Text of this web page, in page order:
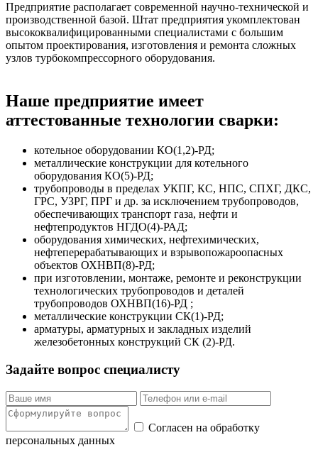
Предприятие располагает современной научно-технической и
производственной базой. Штат предприятия укомплектован
высококвалифицированными специалистами с большим
опытом проектирования, изготовления и ремонта сложных
узлов турбокомпрессорного оборудования.
Наше предприятие имеет
аттестованные технологии сварки:
котельное оборудовании КО(1,2)-РД;
металлические конструкции для котельного
оборудования КО(5)-РД;
трубопроводы в пределах УКПГ, КС, НПС, СПХГ, ДКС,
ГРС, УЗРГ, ПРГ и др. за исключением трубопроводов,
обеспечивающих транспорт газа, нефти и
нефтепродуктов НГДО(4)-РАД;
оборудования химических, нефтехимических,
нефтеперерабатывающих и взрывопожароопасных
объектов ОХНВП(8)-РД;
при изготовлении, монтаже, ремонте и реконструкции
технологических трубопроводов и деталей
трубопроводов ОХНВП(16)-РД ;
металлические конструкции СК(1)-РД;
арматуры, арматурных и закладных изделий
железобетонных конструкций СК (2)-РД.
Задайте вопрос специалисту
Согласен на обработку
персональных данных